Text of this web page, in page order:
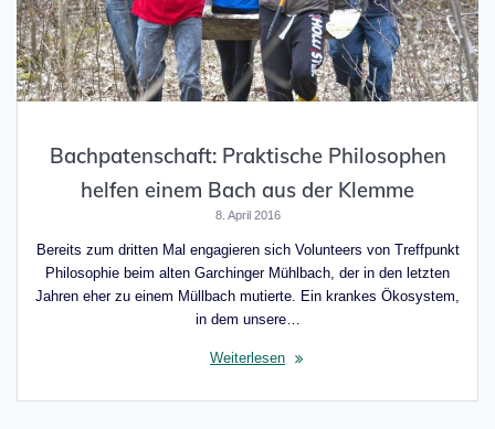
Bachpatenschaft: Praktische Philosophen
helfen einem Bach aus der Klemme
8. April 2016
Bereits zum dritten Mal engagieren sich Volunteers von Treffpunkt
Philosophie beim alten Garchinger Mühlbach, der in den letzten
Jahren eher zu einem Müllbach mutierte. Ein krankes Ökosystem,
in dem unsere…
Weiterlesen